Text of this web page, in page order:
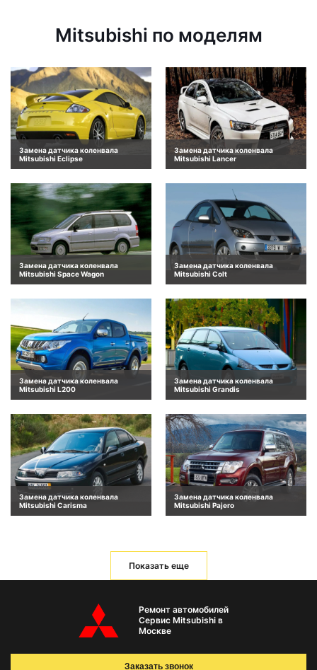
Mitsubishi по моделям
Замена датчика коленвала
Mitsubishi Eclipse
Замена датчика коленвала
Mitsubishi Lancer
Замена датчика коленвала
Mitsubishi Space Wagon
Замена датчика коленвала
Mitsubishi Colt
Замена датчика коленвала
Mitsubishi L200
Замена датчика коленвала
Mitsubishi Grandis
Замена датчика коленвала
Mitsubishi Carisma
Замена датчика коленвала
Mitsubishi Pajero
Показать еще
Ремонт автомобилей
Сервис Mitsubishi в
Москве
Заказать звонок